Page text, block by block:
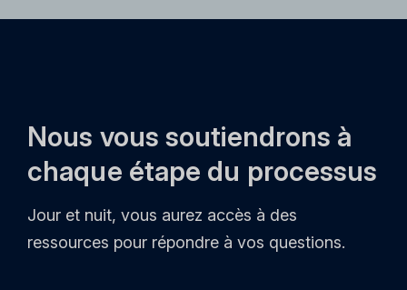
Nous vous soutiendrons à
chaque étape du processus
Jour et nuit, vous aurez accès à des
ressources pour répondre à vos questions.